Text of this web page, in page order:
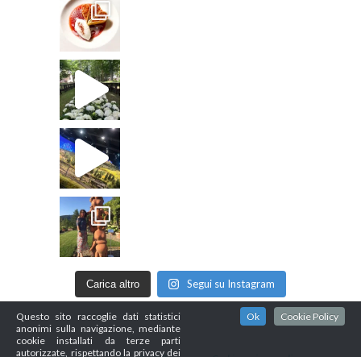
Carica altro Segui su Instagram
Questo sito raccoglie dati statistici
anonimi sulla navigazione, mediante
cookie installati da terze parti
autorizzate, rispettando la privacy dei
Ok Cookie Policy